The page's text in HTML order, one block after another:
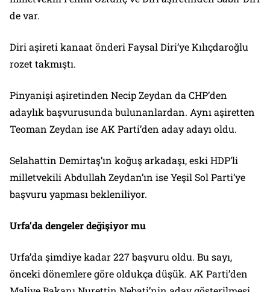
de var.
Diri aşireti kanaat önderi Faysal Diri’ye Kılıçdaroğlu
rozet takmıştı.
Pinyanişi aşiretinden Necip Zeydan da CHP’den
adaylık başvurusunda bulunanlardan. Aynı aşiretten
Teoman Zeydan ise AK Parti’den aday adayı oldu.
Selahattin Demirtaş’ın koğuş arkadaşı, eski HDP’li
milletvekili Abdullah Zeydan’ın ise Yeşil Sol Parti’ye
başvuru yapması bekleniliyor.
Urfa’da dengeler değişiyor mu
Urfa’da şimdiye kadar 227 başvuru oldu. Bu sayı,
önceki dönemlere göre oldukça düşük. AK Parti’den